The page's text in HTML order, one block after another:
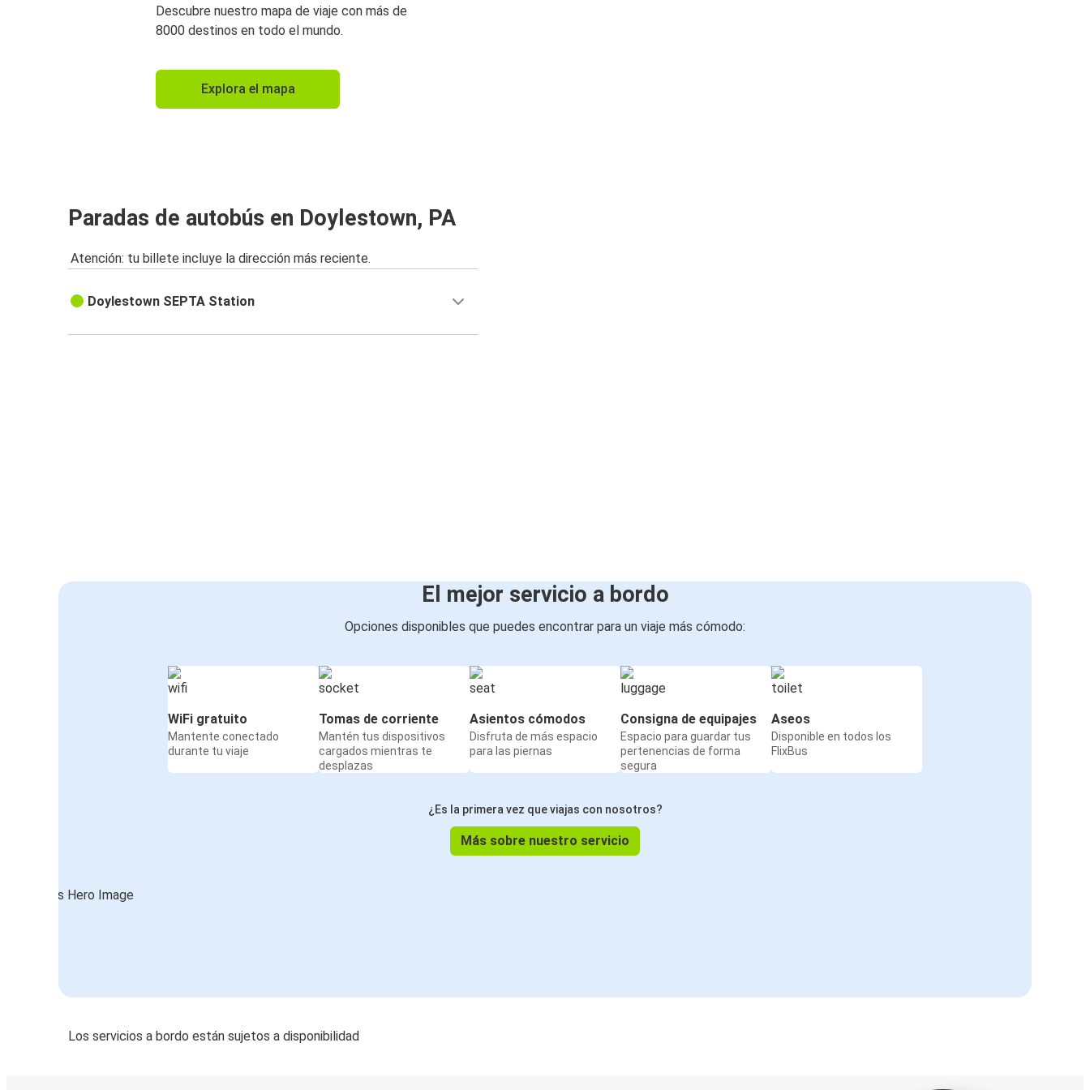
Descubre nuestro mapa de viaje con más de
8000 destinos en todo el mundo.
Explora el mapa
Paradas de autobús en Doylestown, PA
Atención: tu billete incluye la dirección más reciente.
Doylestown SEPTA Station
El mejor servicio a bordo
Opciones disponibles que puedes encontrar para un viaje más cómodo:
WiFi gratuito
Mantente conectado
durante tu viaje
Tomas de corriente
Mantén tus dispositivos
cargados mientras te
desplazas
Asientos cómodos
Disfruta de más espacio
para las piernas
Consigna de equipajes
Espacio para guardar tus
pertenencias de forma
segura
Aseos
Disponible en todos los
FlixBus
¿Es la primera vez que viajas con nosotros?
Más sobre nuestro servicio
Los servicios a bordo están sujetos a disponibilidad